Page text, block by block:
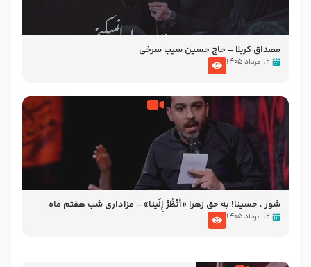
مصداق کربلا – حاج حسین سیب سرخی
۱۲ مرداد ۱۴۰۵
شور ، حسینا! به‌ حق زهرا «أُنْظُرْ إِلَینا» – عزاداری شب هفتم ماه
محرّم 1405
۱۲ مرداد ۱۴۰۵